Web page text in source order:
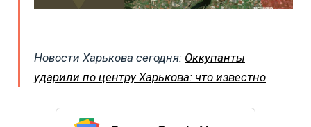
Новости Харькова сегодня: Оккупанты
ударили по центру Харькова: что известно